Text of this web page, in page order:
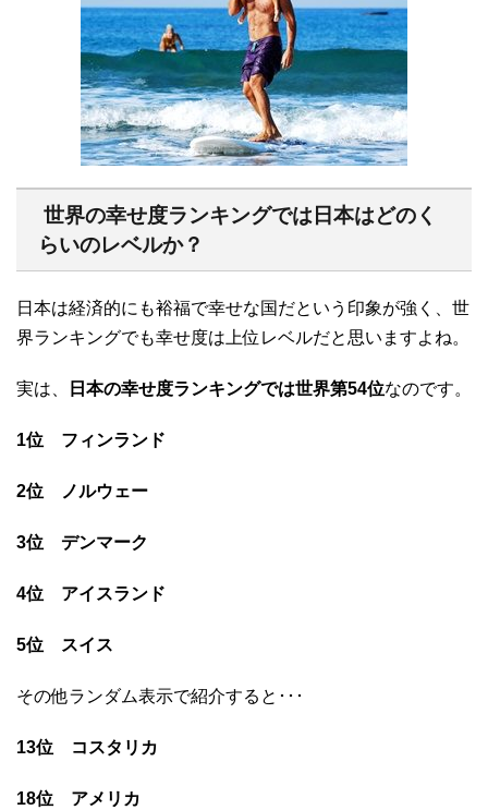
世界の幸せ度ランキングでは日本はどのく
らいのレベルか？
日本は経済的にも裕福で幸せな国だという印象が強く、世
界ランキングでも幸せ度は上位レベルだと思いますよね。
実は、 日本の幸せ度ランキングでは世界第54位なのです。
1位 フィンランド
2位 ノルウェー
3位 デンマーク
4位 アイスランド
5位 スイス
その他ランダム表示で紹介すると･･･
13位 コスタリカ
18位 アメリカ